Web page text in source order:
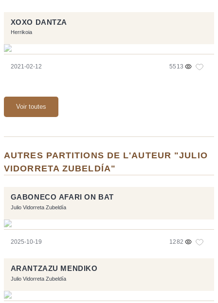
XOXO DANTZA
Herrikoia
2021-02-12 5513
Voir toutes
AUTRES PARTITIONS DE L'AUTEUR "JULIO
VIDORRETA ZUBELDÍA"
GABONECO AFARI ON BAT
Julio Vidorreta Zubeldía
2025-10-19 1282
ARANTZAZU MENDIKO
Julio Vidorreta Zubeldía